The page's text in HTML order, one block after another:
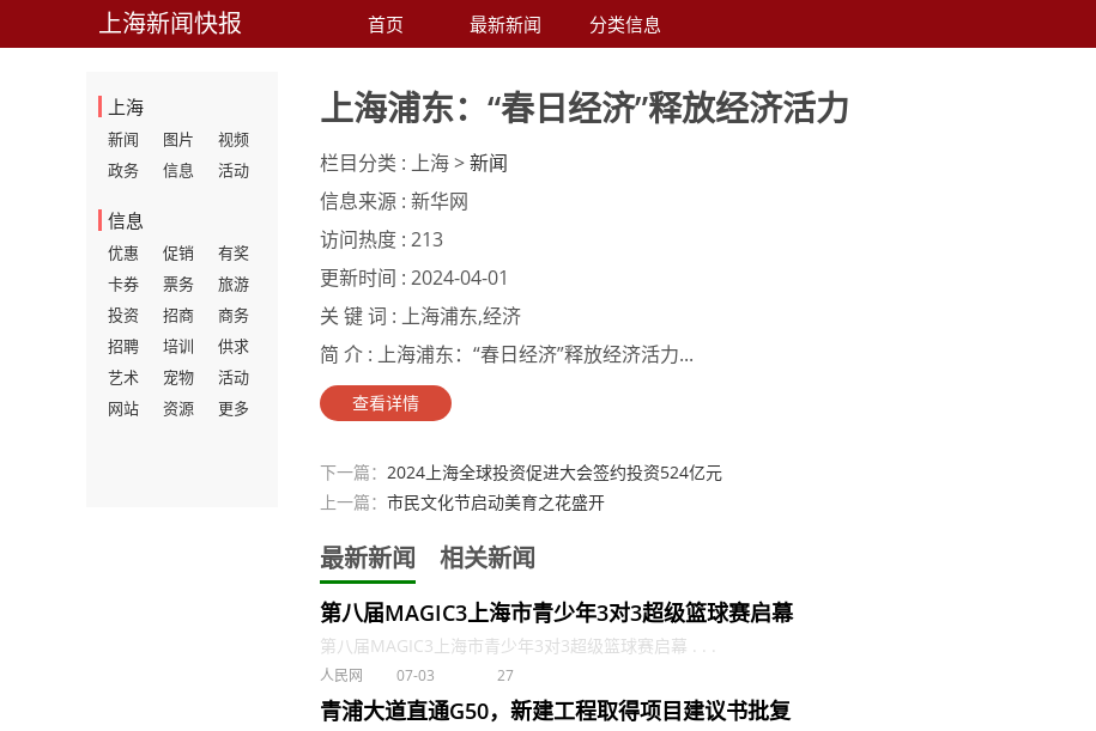
上海新闻快报 首页 最新新闻 分类信息
上海
新闻 图片
视频
政务
信息 活动
信息
优惠 促销
有奖
卡券
票务
旅游
投资
招商
商务
招聘
培训
供求
艺术
宠物
活动
网站
资源 更多
上海浦东：“春日经济”释放经济活力
栏目分类 : 上海 >新闻
信息来源 : 新华网
访问热度 : 213
更新时间 : 2024-04-01
关 键 词 : 上海浦东,经济
简 介 : 上海浦东：“春日经济”释放经济活力...
查看详情
下一篇： 2024上海全球投资促进大会签约投资524亿元
上一篇： 市民文化节启动美育之花盛开
最新新闻 相关新闻
第八届MAGIC3上海市青少年3对3超级篮球赛启幕
第八届MAGIC3上海市青少年3对3超级篮球赛启幕 . . .
人民网 07-03 27
青浦大道直通G50，新建工程取得项目建议书批复